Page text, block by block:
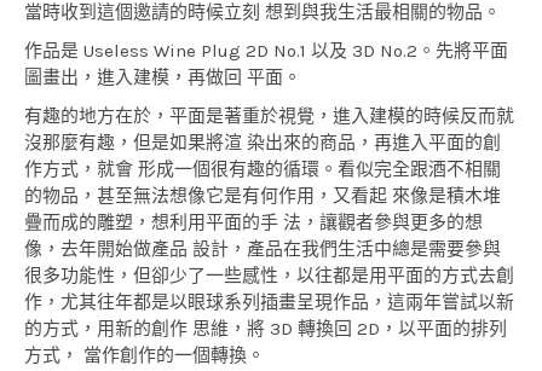
當時收到這個邀請的時候立刻 想到與我生活最相關的物品。
作品是 Useless Wine Plug 2D No.1 以及 3D No.2。先將平面
圖畫出，進入建模，再做回 平面。
有趣的地方在於，平面是著重於視覺，進入建模的時候反而就
沒那麼有趣，但是如果將渲 染出來的商品，再進入平面的創
作方式，就會 形成一個很有趣的循環。看似完全跟酒不相關
的物品，甚至無法想像它是有何作用，又看起 來像是積木堆
疊而成的雕塑，想利用平面的手 法，讓觀者參與更多的想
像，去年開始做產品 設計，產品在我們生活中總是需要參與
很多功能性，但卻少了一些感性，以往都是用平面的方式去創
作，尤其往年都是以眼球系列插畫呈現作品，這兩年嘗試以新
的方式，用新的創作 思維，將 3D 轉換回 2D，以平面的排列
方式， 當作創作的一個轉換。